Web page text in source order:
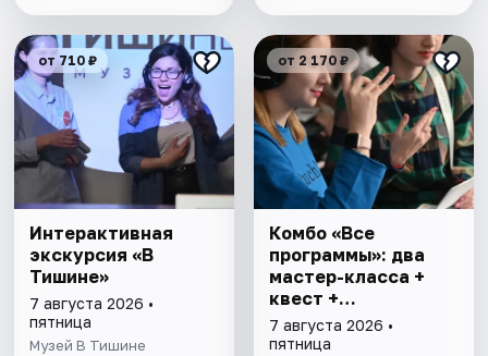
от 710 ₽
Интерактивная
экскурсия «В
Тишине»
7 августа 2026 •
пятница
Музей В Тишине
от 2 170 ₽
Комбо «Все
программы»: два
мастер-класса +
квест +
интерактивная
экскурсия
7 августа 2026 •
пятница